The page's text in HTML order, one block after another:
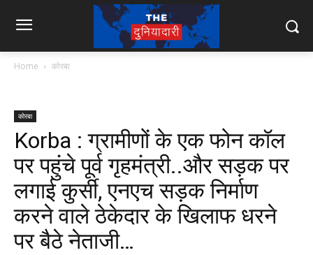
Home कोरबा
कोरबा
Korba : ग्रामीणों के एक फोन कॉल
पर पहुंचे पूर्व गृहमंत्री..और सड़क पर
लगाई कुर्सी, एनएच सड़क निर्माण
करने वाले ठेकेदार के खिलाफ धरने
पर बैठे नेताजी…